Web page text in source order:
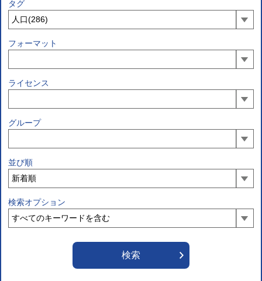
タグ
フォーマット
ライセンス
グループ
並び順
検索オプション